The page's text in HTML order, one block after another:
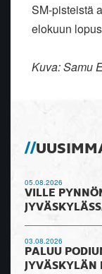
SM-pisteistä
elokuun
Kuva: Samu
05.08.2026
VILLE
03.08.2026
PALUU
JYVÄSKYLÄN